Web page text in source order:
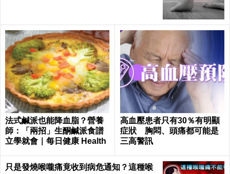
法式鹹派也能降血脂？營養
師：「兩招」生酮鹹派食譜
立學就會｜每日健康 Health
高血壓患者只有30％有明顯
症狀 胸悶、頭痛都可能是
三高警訊
只是發燒喉嚨痛竟收到病危通知？這種喉